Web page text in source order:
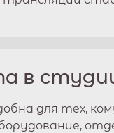
в
для тех,